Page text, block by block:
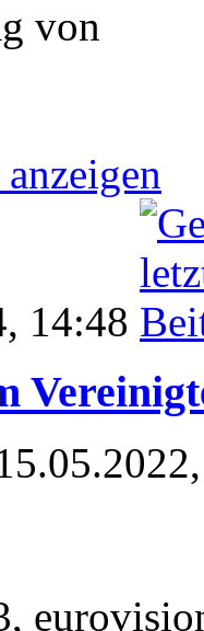
von
14:48